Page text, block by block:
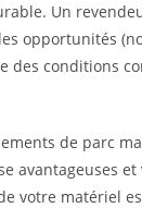
Un
opportunités
des conditions
de parc
avantageuses et
votre matériel